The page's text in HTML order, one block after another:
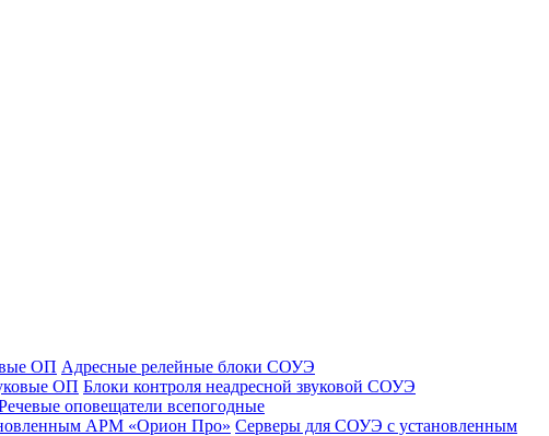
ОП Адресные релейные блоки СОУЭ
ОП Блоки контроля неадресной звуковой СОУЭ
оповещатели всепогодные
АРМ «Орион Про» Серверы для СОУЭ с установленным